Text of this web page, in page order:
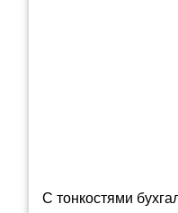
С тонкостями